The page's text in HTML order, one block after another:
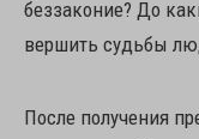
беззаконие? До
вершить судьбы
После получения